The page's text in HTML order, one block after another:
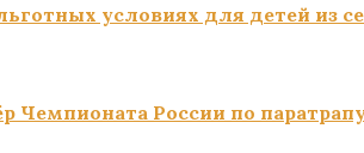
условиях для детей из
Чемпионата России по